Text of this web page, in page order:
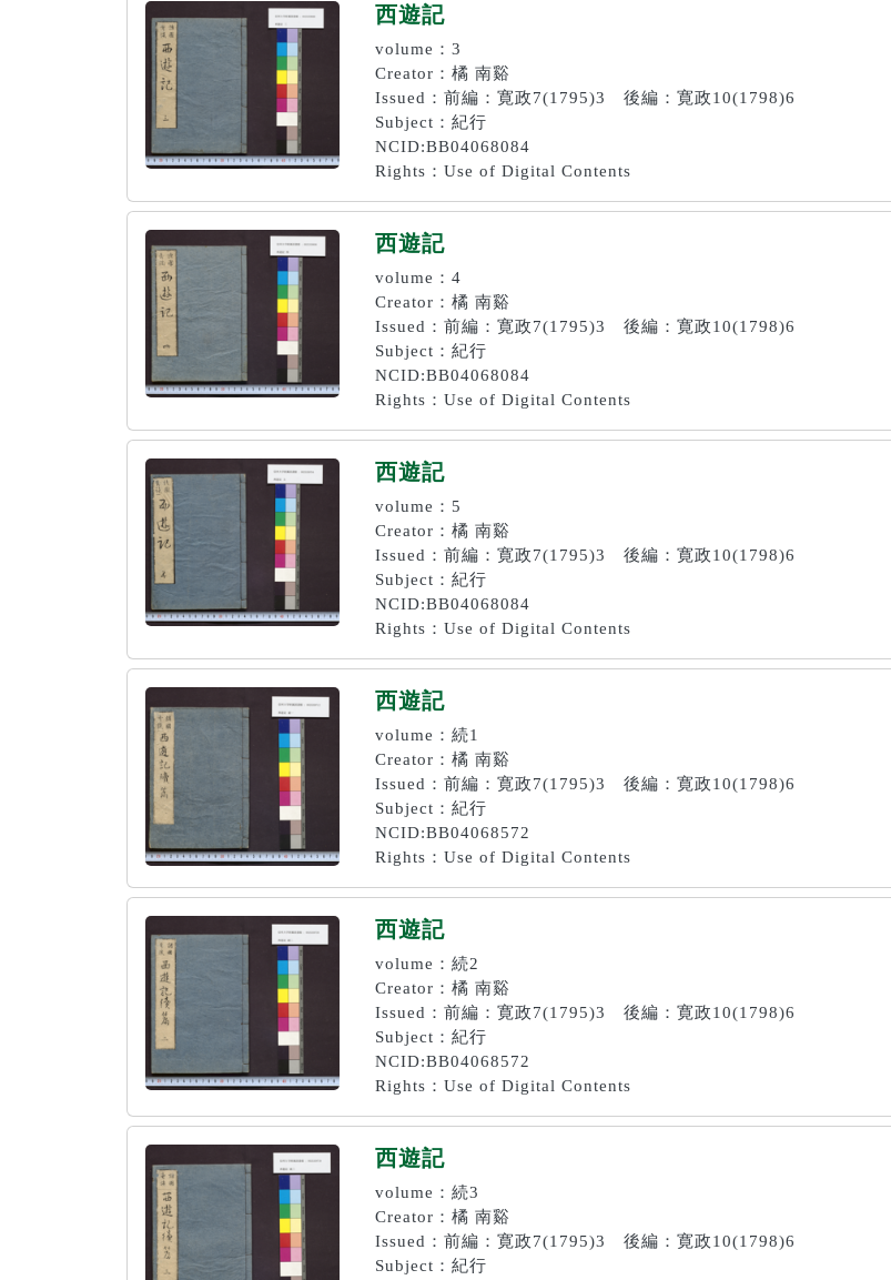
西遊記
volume：3
Creator：橘 南谿
Issued：前編：寛政7(1795)3 後編：寛政10(1798)6
Subject：紀行
NCID:BB04068084
Rights：Use of Digital Contents
西遊記
volume：4
Creator：橘 南谿
Issued：前編：寛政7(1795)3 後編：寛政10(1798)6
Subject：紀行
NCID:BB04068084
Rights：Use of Digital Contents
西遊記
volume：5
Creator：橘 南谿
Issued：前編：寛政7(1795)3 後編：寛政10(1798)6
Subject：紀行
NCID:BB04068084
Rights：Use of Digital Contents
西遊記
volume：続1
Creator：橘 南谿
Issued：前編：寛政7(1795)3 後編：寛政10(1798)6
Subject：紀行
NCID:BB04068572
Rights：Use of Digital Contents
西遊記
volume：続2
Creator：橘 南谿
Issued：前編：寛政7(1795)3 後編：寛政10(1798)6
Subject：紀行
NCID:BB04068572
Rights：Use of Digital Contents
西遊記
volume：続3
Creator：橘 南谿
Issued：前編：寛政7(1795)3 後編：寛政10(1798)6
Subject：紀行